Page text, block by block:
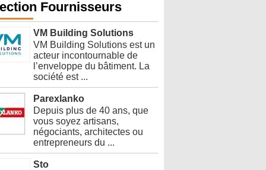
Fournisseurs
VM Building Solutions
VM Building Solutions est un
acteur incontournable de
l’enveloppe du bâtiment. La
société est ...
Parexlanko
Depuis plus de 40 ans, que
vous soyez artisans,
négociants, architectes ou
entrepreneurs du ...
Sto